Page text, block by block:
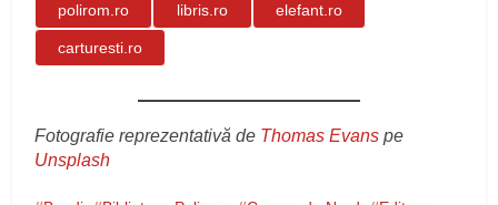
polirom.ro libris.ro elefant.ro
carturesti.ro
Fotografie reprezentativă de Thomas Evans pe
Unsplash